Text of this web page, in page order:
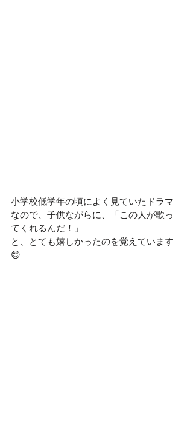
小学校低学年の頃によく見ていたドラマ
なので、子供ながらに、「この人が歌っ
てくれるんだ！」
と、とても嬉しかったのを覚えています
😌